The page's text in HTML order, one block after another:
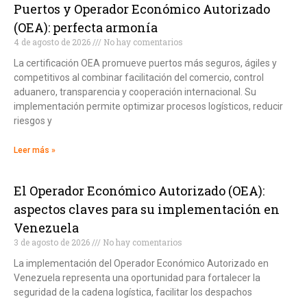
Puertos y Operador Económico Autorizado
(OEA): perfecta armonía
4 de agosto de 2026
No hay comentarios
La certificación OEA promueve puertos más seguros, ágiles y
competitivos al combinar facilitación del comercio, control
aduanero, transparencia y cooperación internacional. Su
implementación permite optimizar procesos logísticos, reducir
riesgos y
Leer más »
El Operador Económico Autorizado (OEA):
aspectos claves para su implementación en
Venezuela
3 de agosto de 2026
No hay comentarios
La implementación del Operador Económico Autorizado en
Venezuela representa una oportunidad para fortalecer la
seguridad de la cadena logística, facilitar los despachos